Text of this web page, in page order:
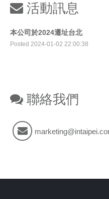
活動訊息
本公司於2024遷址台北
Posted 2024-01-02 22:00:38
聯絡我們